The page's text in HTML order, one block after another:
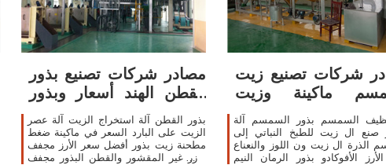
مصادر شركات تصنيع بذور
القطن الهند أسعار وبذور
القطن الهند
بذور القطن آلة استخراج الزيت آلة عصر
الزيت على البارد السعر في ماكينة ضغط
مطحنة زيت بذور أفضل سعر الأرز مجفف
الأزر غير المقشور والقطن البذور مجفف
شركات تصنيع زيت
ماكينة وزيت
السمسم ماكينة في
السمسم بذور السمسم آلة
صنع ال زيت للطبخ النباتي إلى
الذرة ال زيت ون اللوز والنعناع
الأرز الأفوكادو بذور الرمان النيم